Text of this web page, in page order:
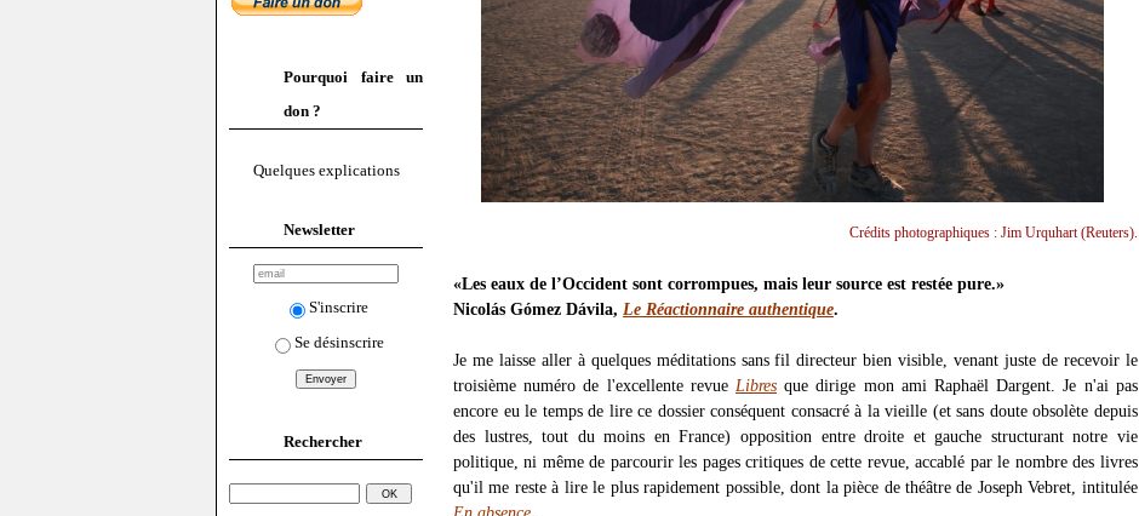
Pourquoi faire un
don ?
Quelques explications
Newsletter
S'inscrire
Se désinscrire
Rechercher
Crédits photographiques : Jim Urquhart (Reuters).
«Les eaux de l’Occident sont corrompues, mais leur source est restée pure.»
Nicolás Gómez Dávila, Le Réactionnaire authentique.
Je me laisse aller à quelques méditations sans fil directeur bien visible, venant juste de recevoir le
troisième numéro de l'excellente revue Libres que dirige mon ami Raphaël Dargent. Je n'ai pas
encore eu le temps de lire ce dossier conséquent consacré à la vieille (et sans doute obsolète depuis
des lustres, tout du moins en France) opposition entre droite et gauche structurant notre vie
politique, ni même de parcourir les pages critiques de cette revue, accablé par le nombre des livres
qu'il me reste à lire le plus rapidement possible, dont la pièce de théâtre de Joseph Vebret, intitulée